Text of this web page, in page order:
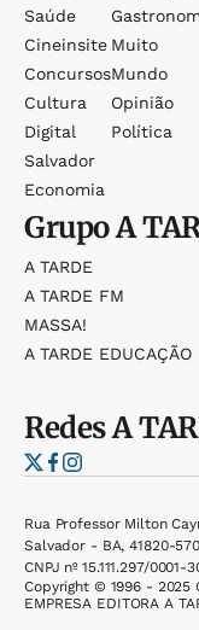
Saúde
Cineinsite
Concursos
Cultura
Digital
Salvador
Economia
Muito
Mundo
Opinião
Política
GrupoA
A TARDE
A TARDE FM
MASSA!
A TARDE EDUCAÇÃO
RedesA
Rua Professor Milton
Salvador - BA, 41820-570
CNPJ nº 15.111.297/0001-
Copyright © 1996 - 2025
EMPRESA EDITORA A